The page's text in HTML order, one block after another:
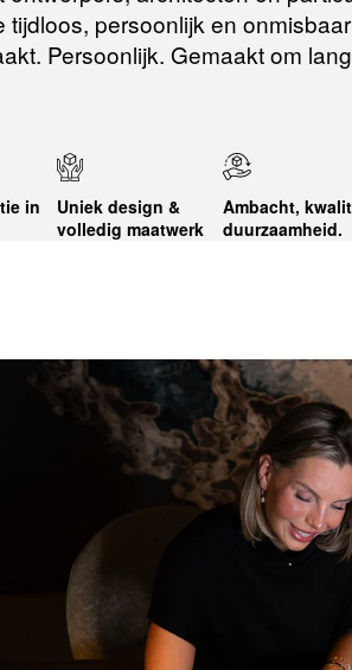
tijdloos, persoonlijk en
Persoonlijk. Gemaakt om
in
Uniek design &
volledig maatwerk
Ambacht,
duurzaamheid.